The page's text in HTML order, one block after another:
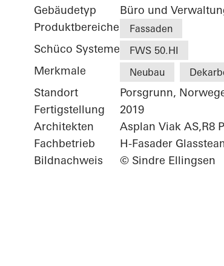
Gebäudetyp
Büro und
Produktbereiche
Fassaden
Schüco Systeme FWS 50.HI
Merkmale Neubau
Standort
Porsgrunn,
Fertigstellung
2019
Architekten
Asplan Viak AS,R8
Fachbetrieb
H-Fasader
Bildnachweis
© Sindre Ellingsen